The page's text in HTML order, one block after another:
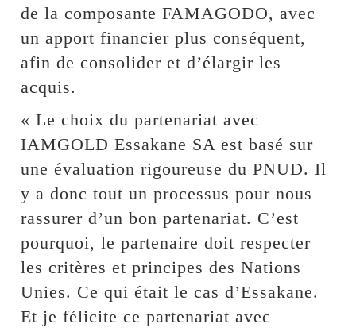
de la composante FAMAGODO, avec
un apport financier plus conséquent,
afin de consolider et d’élargir les
acquis.
« Le choix du partenariat avec
IAMGOLD Essakane SA est basé sur
une évaluation rigoureuse du PNUD. Il
y a donc tout un processus pour nous
rassurer d’un bon partenariat. C’est
pourquoi, le partenaire doit respecter
les critères et principes des Nations
Unies. Ce qui était le cas d’Essakane.
Et je félicite ce partenariat avec